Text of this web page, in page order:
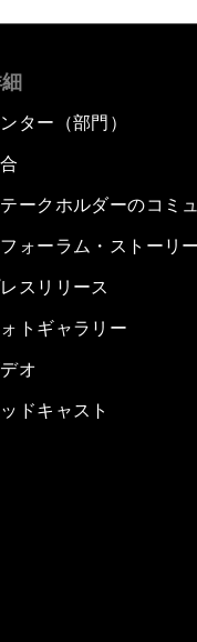
ター（部門）
ークホルダーのコミ
フォーラム・ストーリー
スリリース
トギャラリー
オ
ドキャスト